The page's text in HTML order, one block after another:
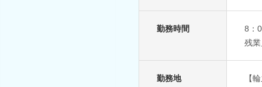
勤務時間
8：
残
勤務地
【